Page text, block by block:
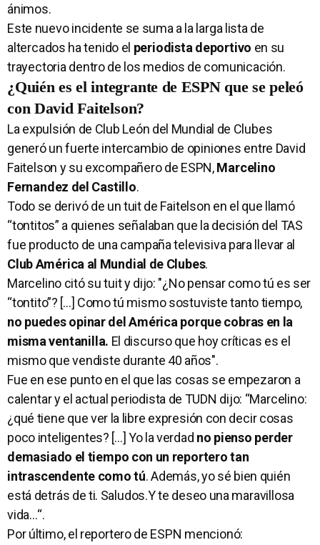
ánimos.
Este nuevo incidente se suma a la larga lista de
altercados ha tenido el periodista deportivo en su
trayectoria dentro de los medios de comunicación.
¿Quién es el integrante de ESPN que se peleó
con David Faitelson?
La expulsión de Club León del Mundial de Clubes
generó un fuerte intercambio de opiniones entre David
Faitelson y su excompañero de ESPN,Marcelino
Fernandez del Castillo.
Todo se derivó de un tuit de Faitelson en el que llamó
“tontitos” a quienes señalaban que la decisión del TAS
fue producto de una campaña televisiva para llevar al
Club América al Mundial de Clubes.
Marcelino citó su tuit y dijo: "¿No pensar como tú es ser
“tontito”? [...] Como tú mismo sostuviste tanto tiempo,
no puedes opinar del América porque cobras en la
misma ventanilla. El discurso que hoy críticas es el
mismo que vendiste durante 40 años".
Fue en ese punto en el que las cosas se empezaron a
calentar y el actual periodista de TUDN dijo: “Marcelino:
¿qué tiene que ver la libre expresión con decir cosas
poco inteligentes? [...] Yo la verdad no pienso perder
demasiado el tiempo con un reportero tan
intrascendente como tú. Además, yo sé bien quién
está detrás de ti. Saludos.Y te deseo una maravillosa
vida…“.
Por último, el reportero de ESPN mencionó: